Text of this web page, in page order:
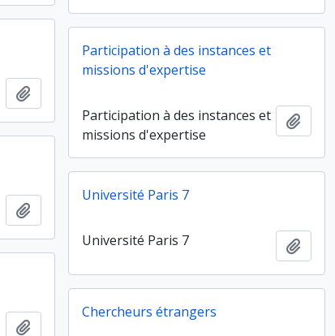
Ajouter au presse-papier
Participation à des instances et
missions d'expertise
Participation à des instances et
missions d'expertise
Ajouter au presse-papier
Université Paris 7
Université Paris 7
Ajouter au presse-papier
Chercheurs étrangers